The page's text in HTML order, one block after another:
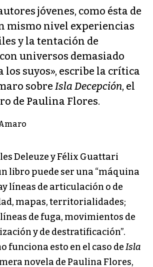
jóvenes, como ésta de
mismo nivel experiencias
y la tentación de
universos demasiado
los suyos», escribe la crítica
sobre Isla Decepción, el
de Paulina Flores.
Deleuze y Félix Guattari
libro puede ser una “máquina
líneas de articulación o de
mapas, territorialidades;
de fuga, movimientos de
y de destratificación”.
funciona esto en el caso deIsla
novela de Paulina Flores,